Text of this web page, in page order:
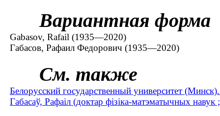
Вариантная форма
Gabasov, Rafail (1935—2020)
Габасов, Рафаил Федорович (1935—2020)
См. также
Белорусский государственный университет
Габасаў, Рафаiл (доктар фізіка-матэматычных